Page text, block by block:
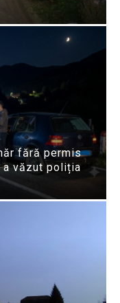
fără permis
a văzut poliția